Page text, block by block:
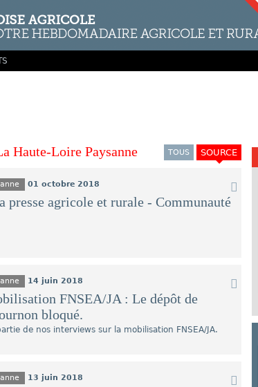
Haute-Loire Paysanne TOUS SOURCE
01 octobre 2018
presse agricole et rurale - Communauté
14 juin 2018
FNSEA/JA : Le dépôt de
bloqué.
de nos interviews sur la mobilisation FNSEA/JA.
13 juin 2018